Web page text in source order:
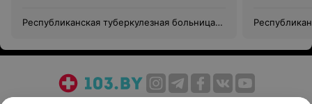
Республиканская туберкулезная больница